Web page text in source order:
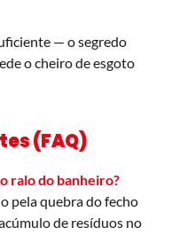
— o segredo
o cheiro de esgoto
(FAQ)
ralo do banheiro?
pela quebra do fecho
de resíduos no